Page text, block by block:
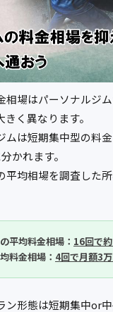
相場はパーソナルジ
く異なります。
ムは短期集中型の料
かれます。
平均相場を調査した
平均料金相場： 16回で
料金相場： 4回で月額3
ン形態は短期集中or